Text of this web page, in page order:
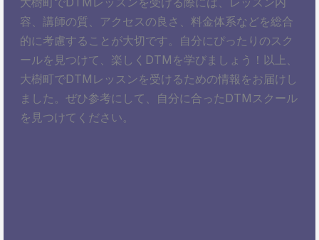
容、講師の質、アクセスの良さ、料金体系などを総合
的に考慮することが大切です。自分にぴったりのスク
ールを見つけて、楽しくDTMを学びましょう！以上、
大樹町でDTMレッスンを受けるための情報をお届けし
ました。ぜひ参考にして、自分に合ったDTMスクール
を見つけてください。